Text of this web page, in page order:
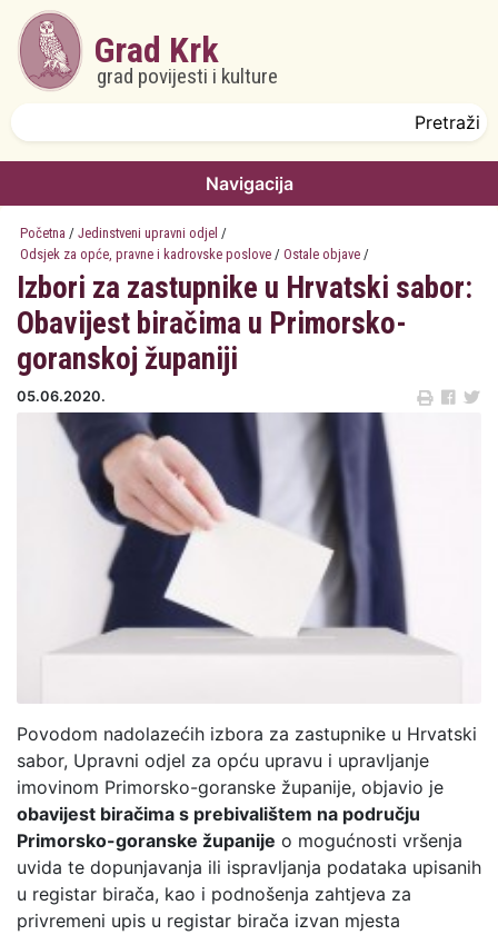
Skoči na glavni sadržaj
Grad Krk
grad povijesti i kulture
Navigacija
Početna / Jedinstveni upravni odjel /
Odsjek za opće, pravne i kadrovske poslove / Ostale objave /
Izbori za zastupnike u Hrvatski sabor:
Obavijest biračima u Primorsko-
goranskoj županiji
05.06.2020.
Povodom nadolazećih izbora za zastupnike u Hrvatski
sabor, Upravni odjel za opću upravu i upravljanje
imovinom Primorsko-goranske županije, objavio je
obavijest biračima s prebivalištem na području
Primorsko-goranske županije o mogućnosti vršenja
uvida te dopunjavanja ili ispravljanja podataka upisanih
u registar birača, kao i podnošenja zahtjeva za
privremeni upis u registar birača izvan mjesta